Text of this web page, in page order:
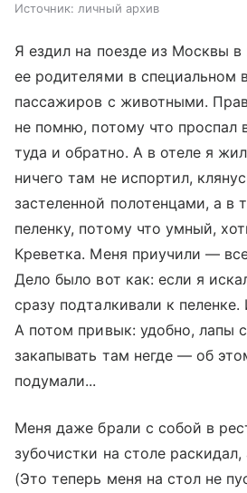
Источник: личный архив
Я ездил на поезде из Москвы
ее родителями в специальном
пассажиров с животными.
не помню, потому что проспал
туда и обратно. А в отеле я
ничего там не испортил,
застеленной полотенцами, а в
пеленку, потому что умный,
Креветка. Меня приучили —
Дело было вот как: если я
сразу подталкивали к
А потом привык: удобно, лапы
закапывать там негде — об
подумали...
Меня даже брали с собой в
зубочистки на столе
(Это теперь меня на стол не